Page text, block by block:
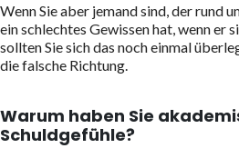
Wenn Sie aber jemand sind, der rund
ein schlechtes Gewissen hat, wenn er
sollten Sie sich das noch einmal
die falsche Richtung.
Warum haben Sie
Schuldgefühle?